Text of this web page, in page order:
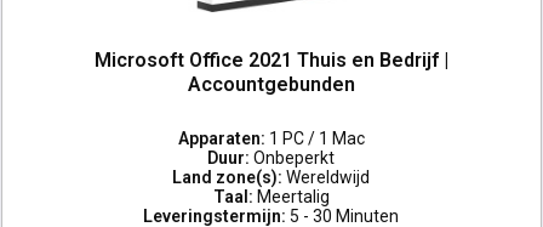
Microsoft Office 2021 Thuis en Bedrijf |
Accountgebunden
Apparaten: 1 PC / 1 Mac
Duur:Onbeperkt
Land zone(s):Wereldwijd
Taal: Meertalig
Leveringstermijn: 5 - 30 Minuten